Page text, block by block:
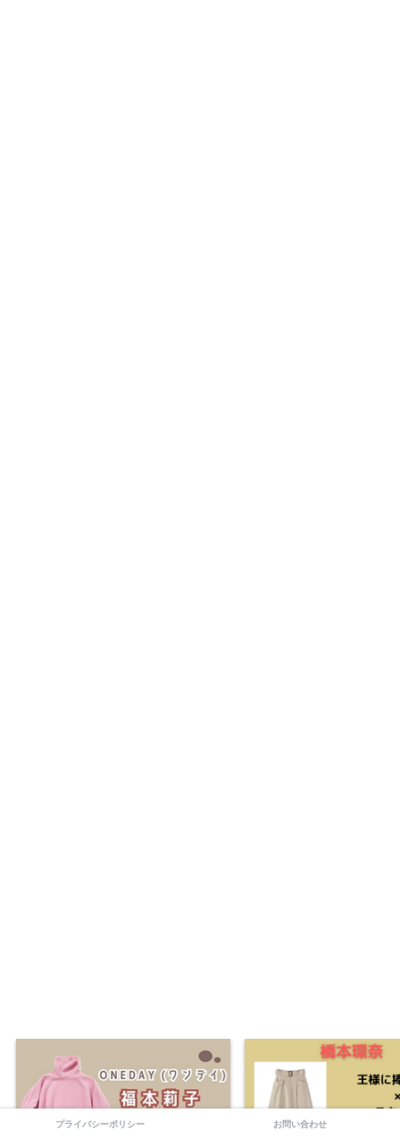
プライバシーポリシー お問い合わせ